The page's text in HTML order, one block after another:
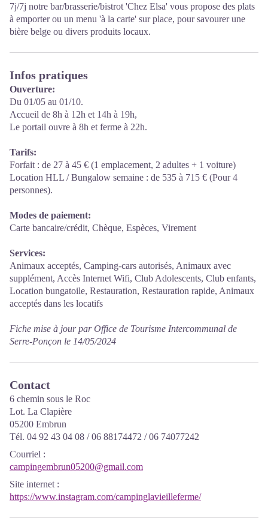
7j/7j notre bar/brasserie/bistrot 'Chez Elsa' vous propose des plats
à emporter ou un menu 'à la carte' sur place, pour savourer une
bière belge ou divers produits locaux.
Infos pratiques
Ouverture:
Du 01/05 au 01/10.
Accueil de 8h à 12h et 14h à 19h,
Le portail ouvre à 8h et ferme à 22h.
Tarifs:
Forfait : de 27 à 45 € (1 emplacement, 2 adultes + 1 voiture)
Location HLL / Bungalow semaine : de 535 à 715 € (Pour 4
personnes).
Modes de paiement:
Carte bancaire/crédit, Chèque, Espèces, Virement
Services:
Animaux acceptés, Camping-cars autorisés, Animaux avec
supplément, Accès Internet Wifi, Club Adolescents, Club enfants,
Location bungatoile, Restauration, Restauration rapide, Animaux
acceptés dans les locatifs
Fiche mise à jour par Office de Tourisme Intercommunal de
Serre-Ponçon le 14/05/2024
Contact
6 chemin sous le Roc
Lot. La Clapière
05200 Embrun
Tél. 04 92 43 04 08 / 06 88174472 / 06 74077242
Courriel :
campingembrun05200@gmail.com
Site internet :
https://www.instagram.com/campinglavieilleferme/